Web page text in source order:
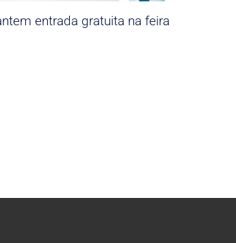
entrada gratuita na feira